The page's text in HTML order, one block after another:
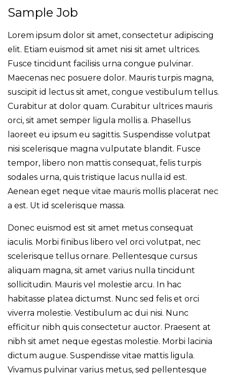
Sample Job
Lorem ipsum dolor sit amet, consectetur adipiscing
elit. Etiam euismod sit amet nisi sit amet ultrices.
Fusce tincidunt facilisis urna congue pulvinar.
Maecenas nec posuere dolor. Mauris turpis magna,
suscipit id lectus sit amet, congue vestibulum tellus.
Curabitur at dolor quam. Curabitur ultrices mauris
orci, sit amet semper ligula mollis a. Phasellus
laoreet eu ipsum eu sagittis. Suspendisse volutpat
nisi scelerisque magna vulputate blandit. Fusce
tempor, libero non mattis consequat, felis turpis
sodales urna, quis tristique lacus nulla id est.
Aenean eget neque vitae mauris mollis placerat nec
a est. Ut id scelerisque massa.
Donec euismod est sit amet metus consequat
iaculis. Morbi finibus libero vel orci volutpat, nec
scelerisque tellus ornare. Pellentesque cursus
aliquam magna, sit amet varius nulla tincidunt
sollicitudin. Mauris vel molestie arcu. In hac
habitasse platea dictumst. Nunc sed felis et orci
viverra molestie. Vestibulum ac dui nisi. Nunc
efficitur nibh quis consectetur auctor. Praesent at
nibh sit amet neque egestas molestie. Morbi lacinia
dictum augue. Suspendisse vitae mattis ligula.
Vivamus pulvinar varius metus, sed pellentesque